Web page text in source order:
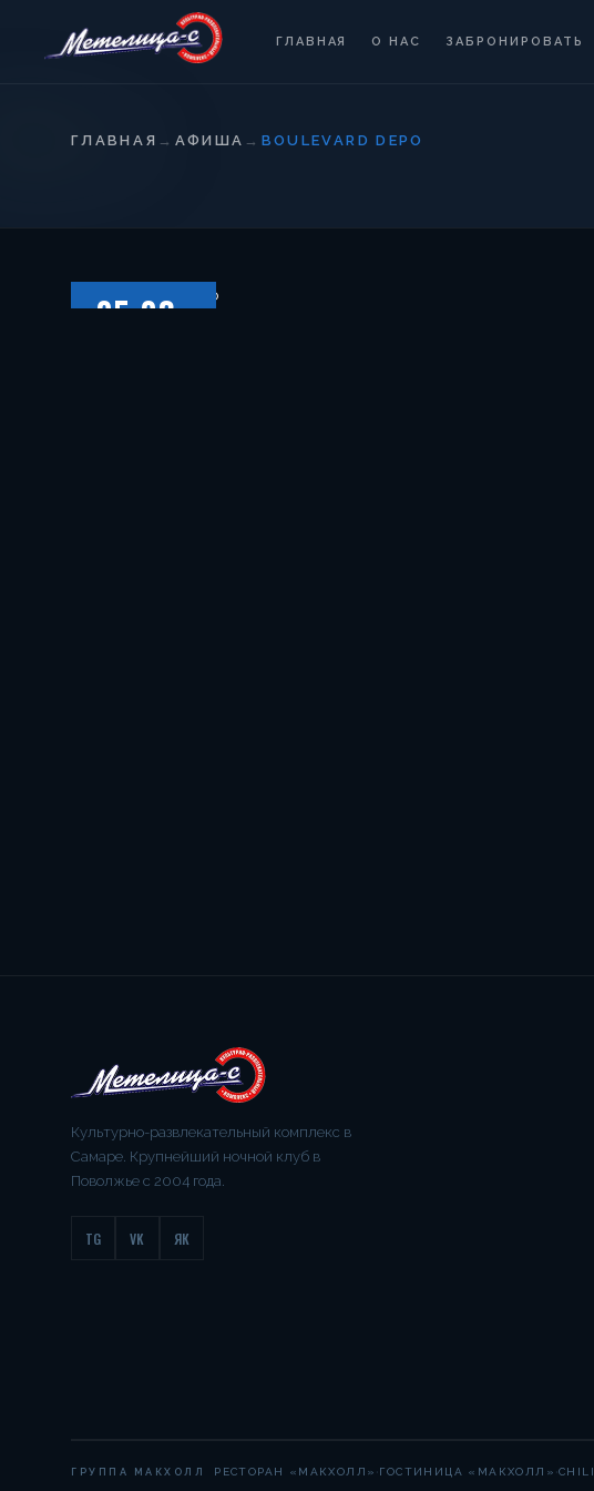
ГЛАВНАЯ О НАС ЗАБРОНИРОВАТЬ
ГЛАВНАЯ → АФИША → BOULEVARD DEPO
05.03
Культурно-развлекательный комплекс в
Самаре. Крупнейший ночной клуб в
Поволжье с 2004 года.
TG VK ЯК
ГРУППА МАКХОЛЛ РЕСТОРАН «МАКХОЛЛ» ·ГОСТИНИЦА «МАКХОЛЛ» ·CHILI